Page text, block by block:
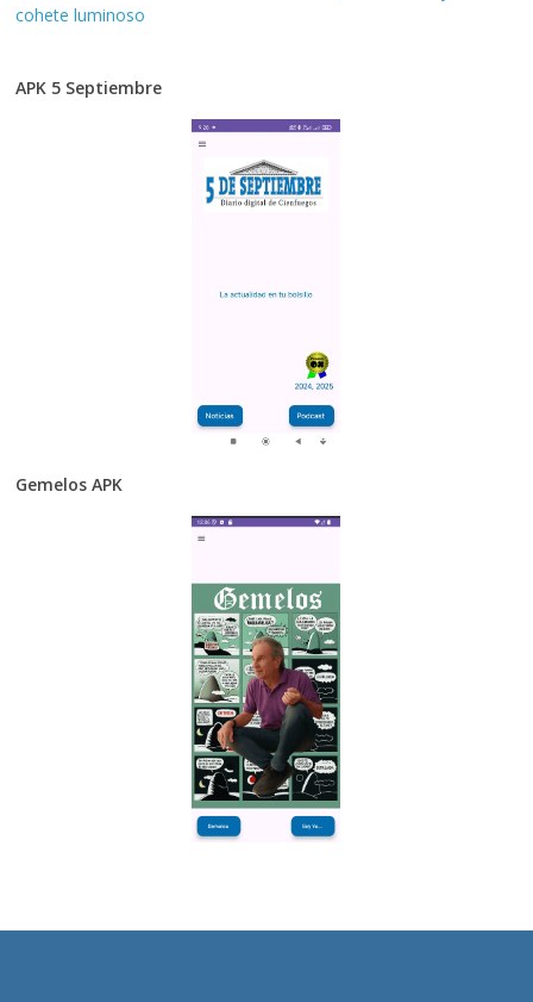
cohete luminoso
APK 5 Septiembre
Gemelos APK